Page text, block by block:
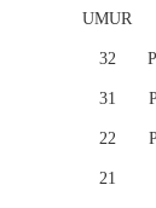
UMUR
32
31
22
21